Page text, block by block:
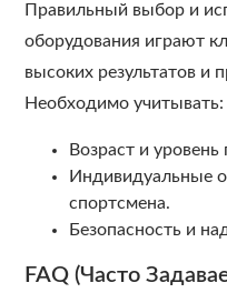
Правильный выбор и
оборудования играют
высоких результатов и
Необходимо учитывать:
Возраст и
Индивидуальные
спортсмена.
Безопасность и
FAQ (Часто